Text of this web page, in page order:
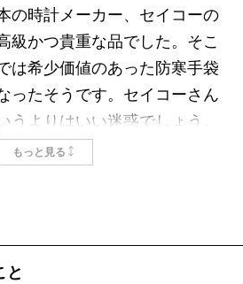
の時計メーカー、セイコーの
級かつ貴重な品でした。そこ
は希少価値のあった防寒手袋
ったそうです。セイコーさん
うよりはいい迷惑でしょう。
もっと見る
と